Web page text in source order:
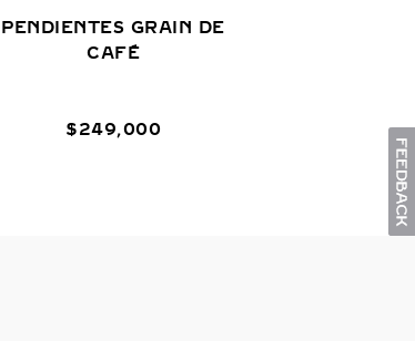
PENDIENTES GRAIN DE
CAFÉ
$249,000